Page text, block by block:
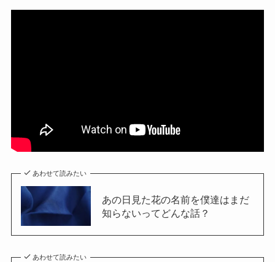
あわせて読みたい
あの日見た花の名前を僕達はまだ
知らないってどんな話？
あわせて読みたい